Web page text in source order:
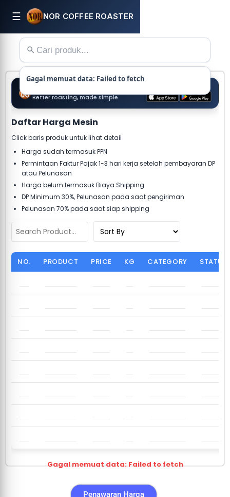
☰ NOR COFFEE ROASTER
Gagal memuat data: Failed to fetch
Better roasting, made simple
Daftar Harga Mesin
Click baris produk untuk lihat detail
Harga sudah termasuk PPN
Permintaan Faktur Pajak 1-3 hari kerja setelah pembayaran DP
atau Pelunasan
Harga belum termasuk Biaya Shipping
DP Minimum 30%, Pelunasan pada saat pengiriman
Pelunasan 70% pada saat siap shipping
NO. PRODUCT PRICE KG CATEGORY STATUS
Gagal memuat data: Failed to fetch
Penawaran Harga